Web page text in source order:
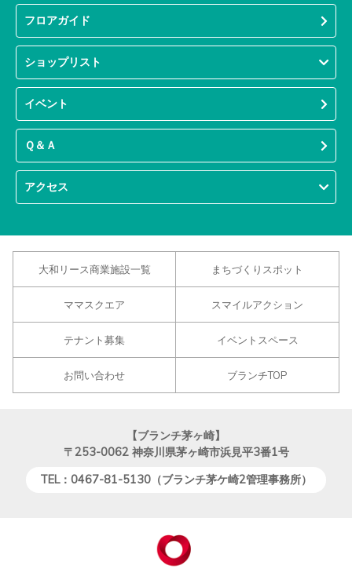
フロアガイド
ショップリスト
イベント
Ｑ＆Ａ
アクセス
大和リース商業施設一覧 まちづくりスポット
ママスクエア スマイルアクション
テナント募集 イベントスペース
お問い合わせ ブランチTOP
【ブランチ茅ヶ崎】
〒253-0062 神奈川県茅ヶ崎市浜見平3番1号
TEL：0467-81-5130（ブランチ茅ケ崎2管理事務所）